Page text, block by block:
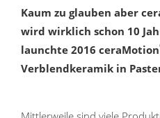
Kaum zu glauben aber
wird wirklich schon 10
launchte 2016 ceraMotion
Verblendkeramik in